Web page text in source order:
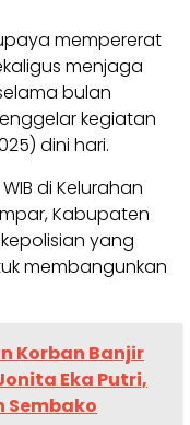
mempererat
menjaga
bulan
kegiatan
dini hari.
di Kelurahan
Kabupaten
yang
membangunkan
Korban Banjir
Eka Putri,
Sembako